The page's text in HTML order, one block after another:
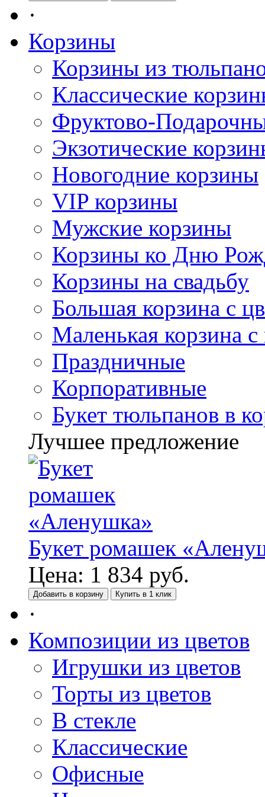
·
Корзины
Корзины из
Классические
Фруктово-
Экзотические
Новогодние корзины
VIP корзины
Мужские корзины
Корзины ко Дню
Корзины на свадьбу
Большая корзина с
Маленькая корзина
Праздничные
Корпоративные
Букет тюльпанов в
Лучшее предложение
Букет ромашек
Цена: 1 834 руб.
Добавить в корзину Купить в 1 клик
·
Композиции из цветов
Игрушки из цветов
Торты из цветов
В стекле
Классические
Офисные